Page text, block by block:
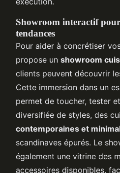
Showroom interactif
tendances
Pour aider à concrétiser
propose un showroom
clients peuvent découvrir
Cette immersion dans un
permet de toucher, tester
diversifiée de styles, des
contemporaines et
scandinaves épurés. Le
également une vitrine des
accessoires disponibles,